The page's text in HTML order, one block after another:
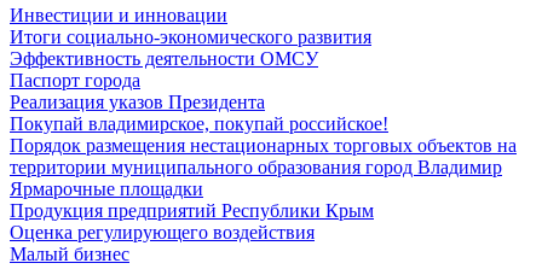
Инвестиции и инновации
Итоги социально-экономического развития
Эффективность деятельности ОМСУ
Паспорт города
Реализация указов Президента
Покупай владимирское, покупай российское!
Порядок размещения нестационарных торговых объектов на
территории муниципального образования город Владимир
Ярмарочные площадки
Продукция предприятий Республики Крым
Оценка регулирующего воздействия
Малый бизнес